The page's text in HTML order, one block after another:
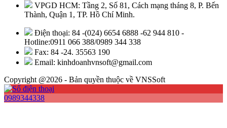
VPGD HCM: Tầng 2, Số 81, Cách mạng tháng 8, P. Bến
Thành, Quận 1, TP. Hồ Chí Minh.
Điện thoại: 84 -(024) 6654 6888 -62 944 810 -
Hotline:0911 066 388/0989 344 338
Fax: 84 -24. 35563 190
Email: kinhdoanhvnsoft@gmail.com
Copyright @2026 - Bản quyền thuộc về VNSSoft
0989344338